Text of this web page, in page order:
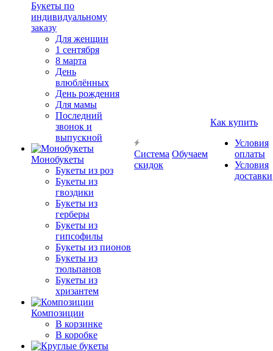
Букеты по
индивидуальному
заказу
Для женщин
1 сентября
8 марта
День
влюблённых
День рождения
Для мамы
Последний
звонок и
выпускной
Монобукеты
Букеты из роз
Букеты из
гвоздики
Букеты из
герберы
Букеты из
гипсофилы
Букеты из пионов
Букеты из
тюльпанов
Букеты из
хризантем
Композиции
В корзинке
В коробке
Система
скидок
Обучаем
Как купить
Условия
оплаты
Условия
доставки